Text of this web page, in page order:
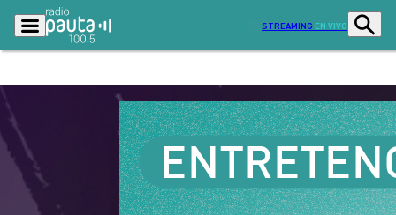
STREAMING EN VIVO
Programas
Actualidad
Economía